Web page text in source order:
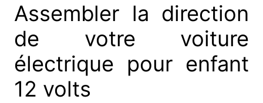
Assembler la direction
de votre voiture
électrique pour enfant
12 volts